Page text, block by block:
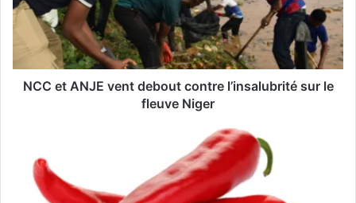
d
NCC et ANJE vent debout contre l’insalubrité sur le
fleuve Niger